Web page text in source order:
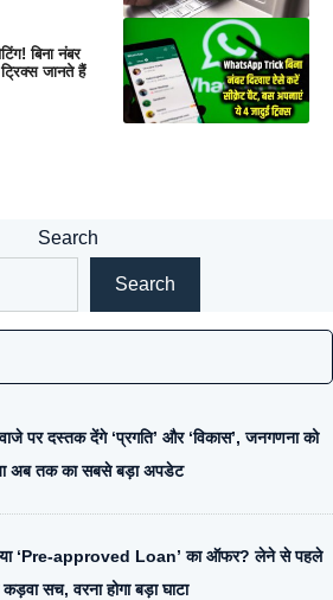
बिना नंबर
जानते हैं
Search
Search
पर दस्तक देंगे ‘प्रगति’ और ‘विकास’, जनगणना को
अब तक का सबसे बड़ा अपडेट
‘Pre-approved Loan’ का ऑफर? लेने से पहले
सच, वरना होगा बड़ा घाटा